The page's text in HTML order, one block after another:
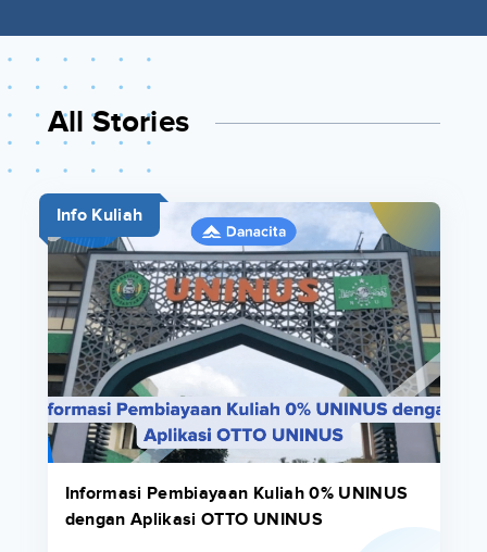
All Stories
Info Kuliah
Informasi Pembiayaan Kuliah 0% UNINUS
dengan Aplikasi OTTO UNINUS